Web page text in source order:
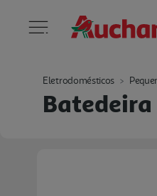
Eletrodomésticos
Batedeira